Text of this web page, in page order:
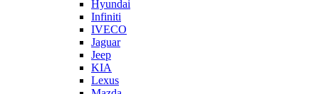
Hyundai
Infiniti
IVECO
Jaguar
Jeep
KIA
Lexus